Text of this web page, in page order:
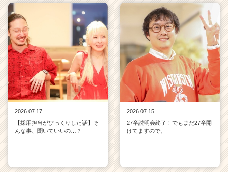
2026.07.17
【採用担当がびっくりした話】そ
んな事、聞いていいの…？
2026.07.15
27卒説明会終了！でもまだ27卒開
けてますので。